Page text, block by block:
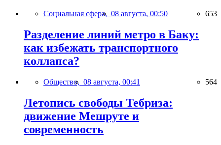
Социальная сфера, 08 августа, 00:50 653
Разделение линий метро в Баку:
как избежать транспортного
коллапса?
Общество, 08 августа, 00:41 564
Летопись свободы Тебриза:
движение Мешруте и
современность